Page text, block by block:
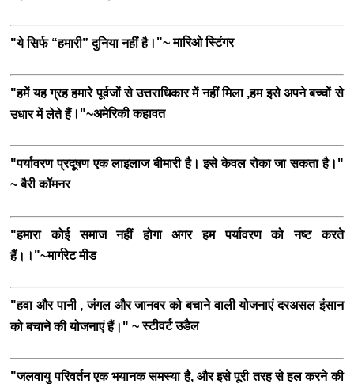
"ये सिर्फ “हमारी” दुनिया नहीं है।"~ मारिओ स्टिंगर
"हमें यह ग्रह हमारे पूर्वजों से उत्तराधिकार में नहीं मिला ,हम इसे अपने बच्चों से
उधार में लेते हैं।"~अमेरिकी कहावत
"पर्यावरण प्रदूषण एक लाइलाज बीमारी है। इसे केवल रोका जा सकता है।"
~बैरी कॉमनर
"हमारा कोई समाज नहीं होगा अगर हम पर्यावरण को नष्ट करते
हैं। ।"~मार्गरेट मीड
"हवा और पानी , जंगल और जानवर को बचाने वाली योजनाएं दरअसल इंसान
को बचाने की योजनाएं हैं।" ~स्टीवर्ट उडैल
"जलवायु परिवर्तन एक भयानक समस्या है, और इसे पूरी तरह से हल करने की